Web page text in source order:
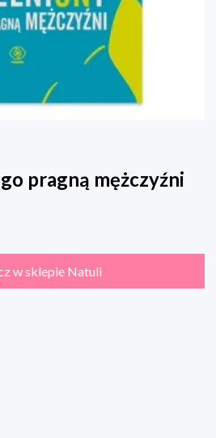
pragną mężczyźni
w sklepie Natuli